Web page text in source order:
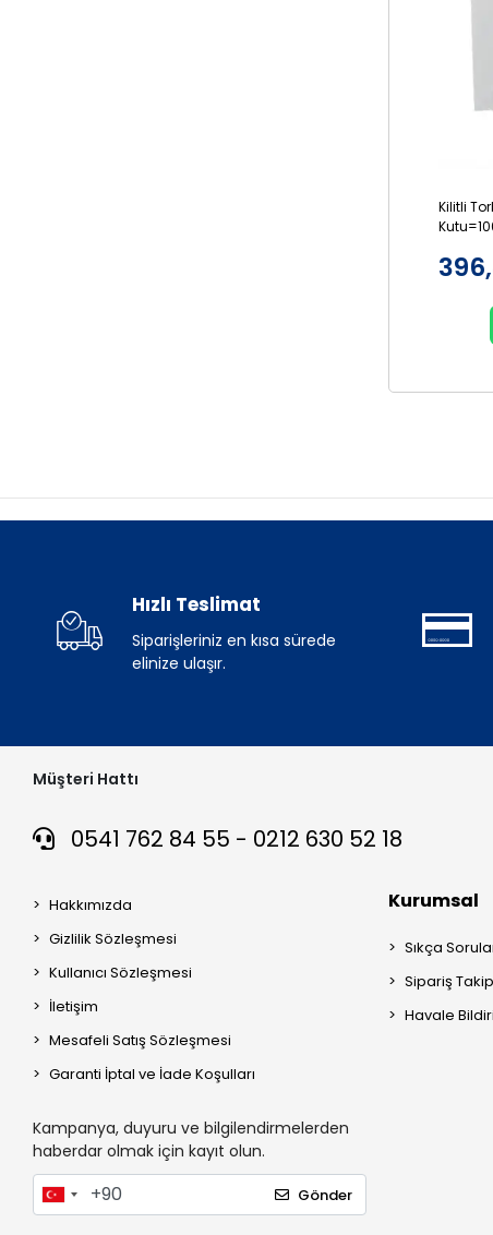
Kilitli
Hızlı Teslimat
Siparişleriniz en kısa sürede
elinize ulaşır.
Müşteri Hattı
0541 762 84 55 - 0212 630 52 18
Hakkımızda
Gizlilik Sözleşmesi
Kullanıcı Sözleşmesi
İletişim
Mesafeli Satış Sözleşmesi
Garanti İptal ve İade Koşulları
Kampanya, duyuru ve bilgilendirmelerden
haberdar olmak için kayıt olun.
Gönder
Kurumsal
Sıkça
Sipariş Takip
Havale